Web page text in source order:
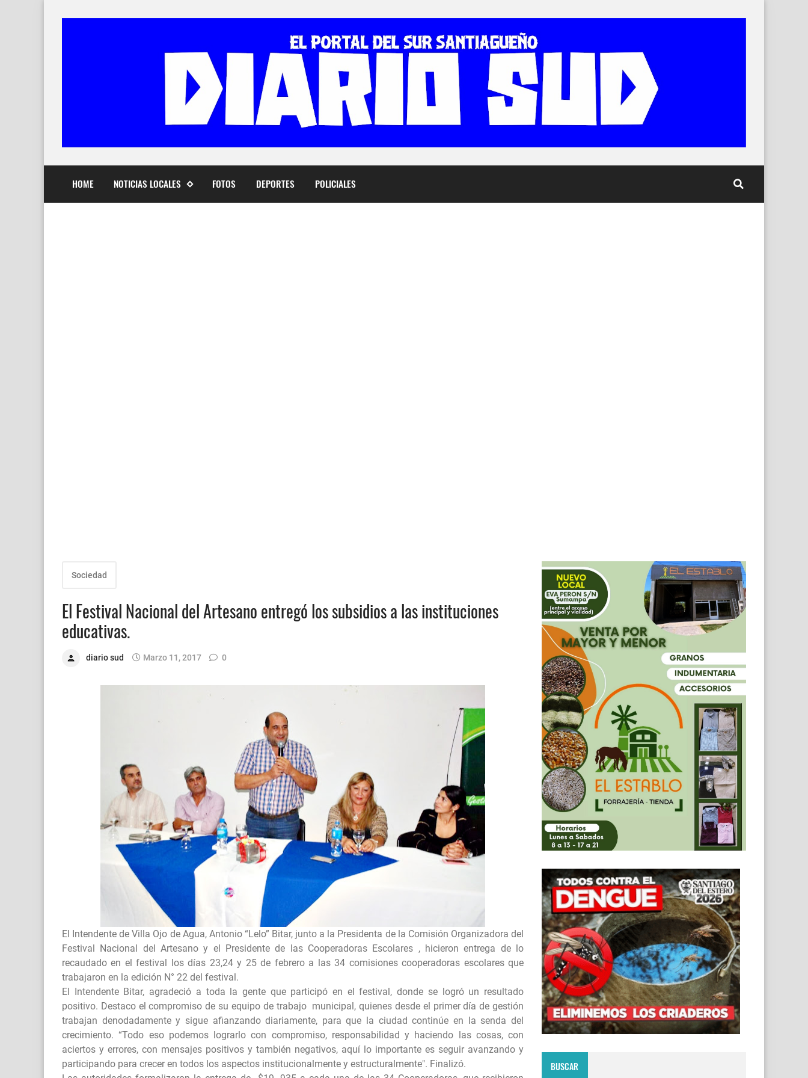
HOME NOTICIAS LOCALES FOTOS DEPORTES POLICIALES
Sociedad
El Festival Nacional del Artesano entregó los subsidios a las instituciones
educativas.
diario sud Marzo 11, 2017 0
El Intendente de Villa Ojo de Agua, Antonio “Lelo” Bitar, junto a la Presidenta de la Comisión Organizadora del
Festival Nacional del Artesano y el Presidente de las Cooperadoras Escolares , hicieron entrega de lo
recaudado en el festival los días 23,24 y 25 de febrero a las 34 comisiones cooperadoras escolares que
trabajaron en la edición N° 22 del festival.
El Intendente Bitar, agradeció a toda la gente que participó en el festival, donde se logró un resultado
positivo. Destaco el compromiso de su equipo de trabajo municipal, quienes desde el primer día de gestión
trabajan denodadamente y sigue afianzando diariamente, para que la ciudad continúe en la senda del
crecimiento. “Todo eso podemos lograrlo con compromiso, responsabilidad y haciendo las cosas, con
aciertos y errores, con mensajes positivos y también negativos, aquí lo importante es seguir avanzando y
participando para crecer en todos los aspectos institucionalmente y estructuralmente". Finalizó.
BUSCAR